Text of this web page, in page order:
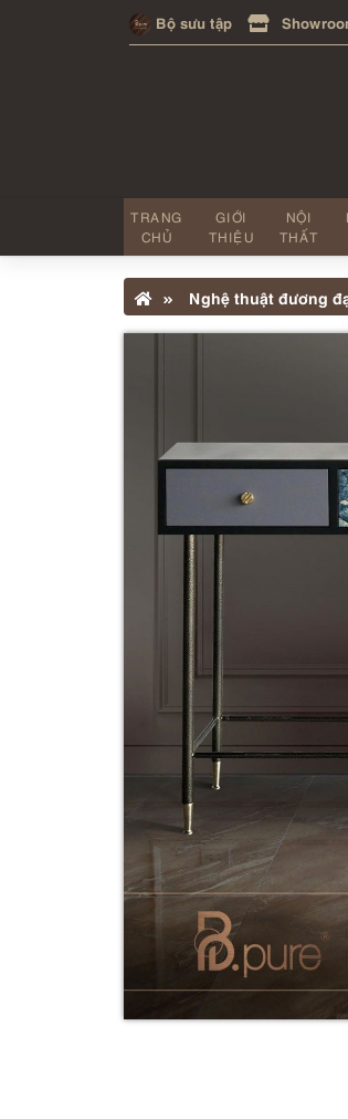
Bộ sưu tập
TRANG
CHỦ
GIỚI
THIỆU
NỘI
THẤT
Nghệ thuật đương